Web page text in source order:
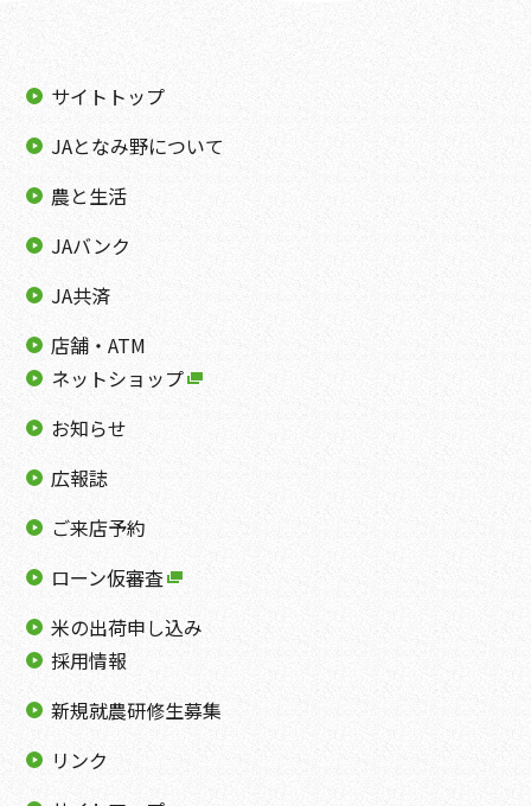
サイトトップ
JAとなみ野について
農と生活
JAバンク
JA共済
店舗・ATM
ネットショップ
お知らせ
広報誌
ご来店予約
ローン仮審査
米の出荷申し込み
採用情報
新規就農研修生募集
リンク